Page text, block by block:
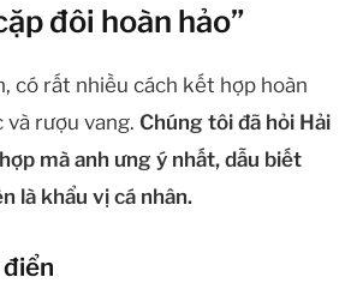
đôi hoàn hảo”
có rất nhiều cách kết hợp hoàn
và rượu vang. Chúng tôi đã hỏi Hải
mà anh ưng ý nhất, dẫu biết
là khẩu vị cá nhân.